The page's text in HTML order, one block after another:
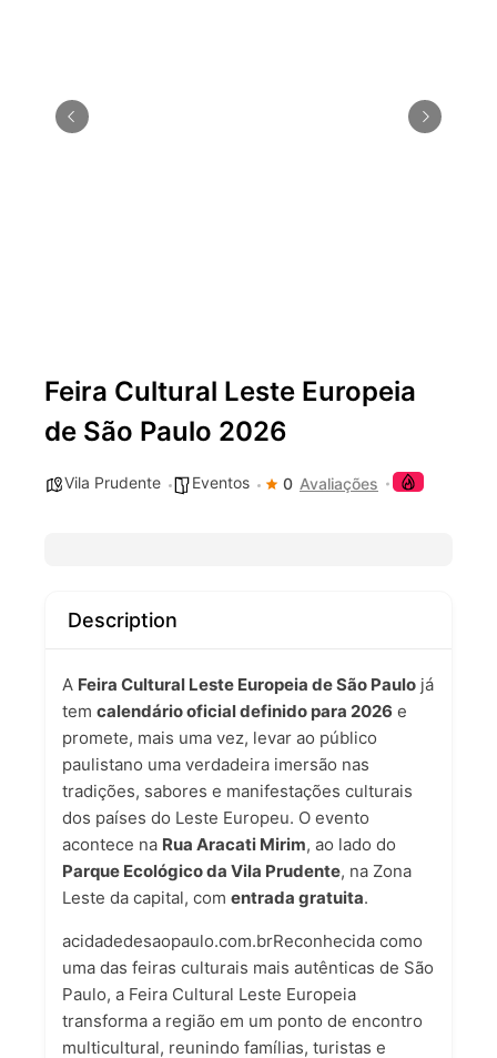
Feira Cultural Leste Europeia
de São Paulo 2026
Vila Prudente Eventos 0 Avaliações
Description
A Feira Cultural Leste Europeia de São Paulo já
tem calendário oficial definido para 2026 e
promete, mais uma vez, levar ao público
paulistano uma verdadeira imersão nas
tradições, sabores e manifestações culturais
dos países do Leste Europeu. O evento
acontece na Rua Aracati Mirim, ao lado do
Parque Ecológico da Vila Prudente, na Zona
Leste da capital, com entrada gratuita.
acidadedesaopaulo.com.brReconhecida como
uma das feiras culturais mais autênticas de São
Paulo, a Feira Cultural Leste Europeia
transforma a região em um ponto de encontro
multicultural, reunindo famílias, turistas e